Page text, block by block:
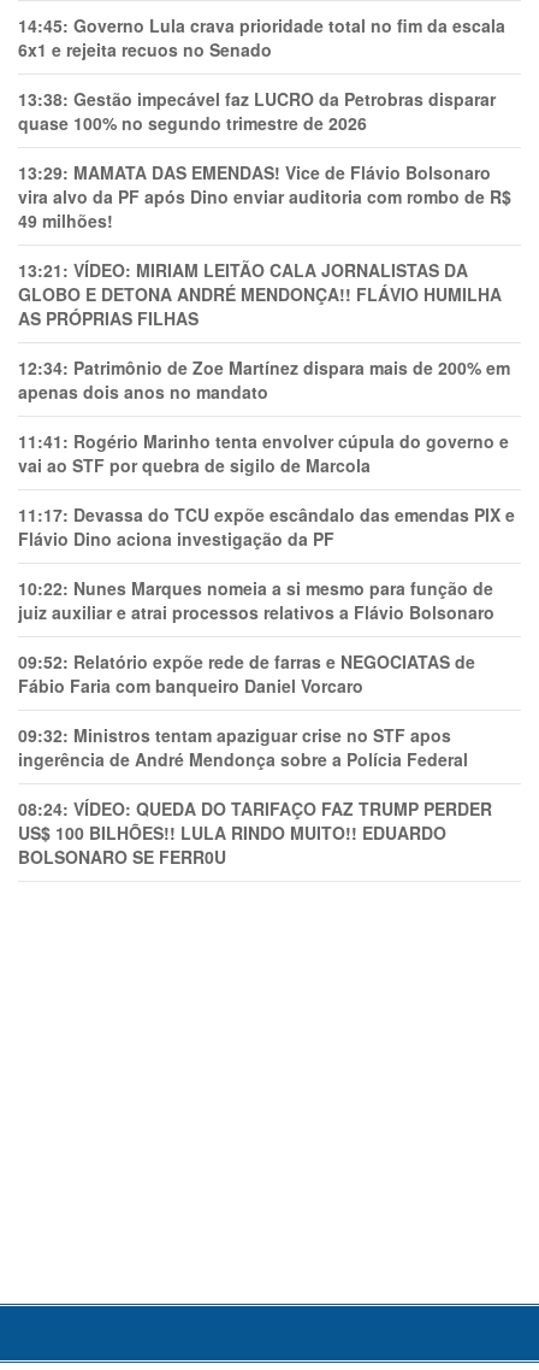
14:45: Governo Lula crava prioridade total no fim da escala
6x1 e rejeita recuos no Senado
13:38: Gestão impecável faz LUCRO da Petrobras disparar
quase 100% no segundo trimestre de 2026
13:29: MAMATA DAS EMENDAS! Vice de Flávio Bolsonaro
vira alvo da PF após Dino enviar auditoria com rombo de R$
49 milhões!
13:21: VÍDEO: MIRIAM LEITÃO CALA JORNALISTAS DA
GLOBO E DETONA ANDRÉ MENDONÇA!! FLÁVIO HUMILHA
AS PRÓPRIAS FILHAS
12:34: Patrimônio de Zoe Martínez dispara mais de 200% em
apenas dois anos no mandato
11:41: Rogério Marinho tenta envolver cúpula do governo e
vai ao STF por quebra de sigilo de Marcola
11:17: Devassa do TCU expõe escândalo das emendas PIX e
Flávio Dino aciona investigação da PF
10:22: Nunes Marques nomeia a si mesmo para função de
juiz auxiliar e atrai processos relativos a Flávio Bolsonaro
09:52: Relatório expõe rede de farras e NEGOCIATAS de
Fábio Faria com banqueiro Daniel Vorcaro
09:32: Ministros tentam apaziguar crise no STF apos
ingerência de André Mendonça sobre a Polícia Federal
08:24: VÍDEO: QUEDA DO TARIFAÇO FAZ TRUMP PERDER
US$ 100 BILHÕES!! LULA RINDO MUITO!! EDUARDO
BOLSONARO SE FERR0U